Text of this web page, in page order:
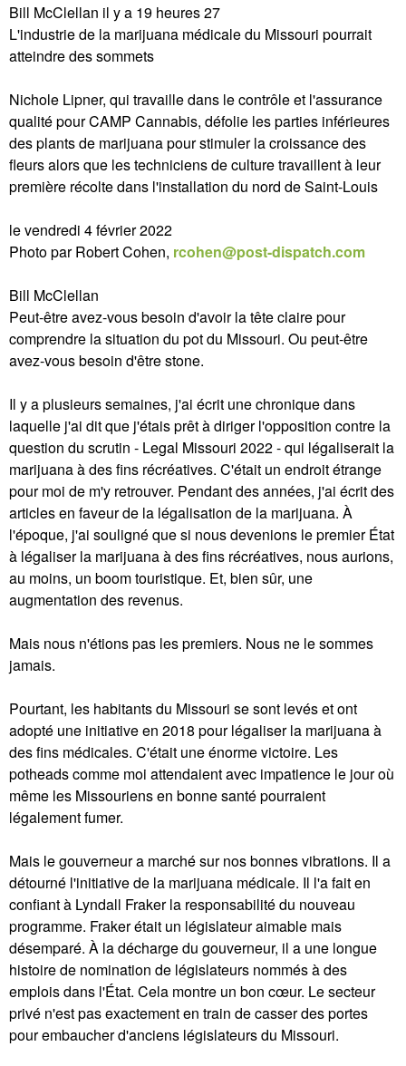
Bill McClellan il y a 19 heures 27
L'industrie de la marijuana médicale du Missouri pourrait
atteindre des sommets
Nichole Lipner, qui travaille dans le contrôle et l'assurance
qualité pour CAMP Cannabis, défolie les parties inférieures
des plants de marijuana pour stimuler la croissance des
fleurs alors que les techniciens de culture travaillent à leur
première récolte dans l'installation du nord de Saint-Louis
le vendredi 4 février 2022
Photo par Robert Cohen, rcohen@post-dispatch.com
Bill McClellan
Peut-être avez-vous besoin d'avoir la tête claire pour
comprendre la situation du pot du Missouri. Ou peut-être
avez-vous besoin d'être stone.
Il y a plusieurs semaines, j'ai écrit une chronique dans
laquelle j'ai dit que j'étais prêt à diriger l'opposition contre la
question du scrutin - Legal Missouri 2022 - qui légaliserait la
marijuana à des fins récréatives. C'était un endroit étrange
pour moi de m'y retrouver. Pendant des années, j'ai écrit des
articles en faveur de la légalisation de la marijuana. À
l'époque, j'ai souligné que si nous devenions le premier État
à légaliser la marijuana à des fins récréatives, nous aurions,
au moins, un boom touristique. Et, bien sûr, une
augmentation des revenus.
Mais nous n'étions pas les premiers. Nous ne le sommes
jamais.
Pourtant, les habitants du Missouri se sont levés et ont
adopté une initiative en 2018 pour légaliser la marijuana à
des fins médicales. C'était une énorme victoire. Les
potheads comme moi attendaient avec impatience le jour où
même les Missouriens en bonne santé pourraient
légalement fumer.
Mais le gouverneur a marché sur nos bonnes vibrations. Il a
détourné l'initiative de la marijuana médicale. Il l'a fait en
confiant à Lyndall Fraker la responsabilité du nouveau
programme. Fraker était un législateur aimable mais
désemparé. À la décharge du gouverneur, il a une longue
histoire de nomination de législateurs nommés à des
emplois dans l'État. Cela montre un bon cœur. Le secteur
privé n'est pas exactement en train de casser des portes
pour embaucher d'anciens législateurs du Missouri.